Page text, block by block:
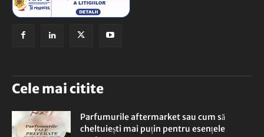
Cele mai citite
Parfumurile aftermarket sau cum să
cheltuiești mai puțin pentru esențele